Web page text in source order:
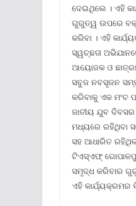
ଦେଇଥିଲେ । ଏହି
ଗୁରୁତ୍ୱ ଉପରେ
କରିବା । ଏହି
ସ୍ୱଚ୍ଛତା
ଆୟୋଜକ ଓ
ସବୁଜ ନବସୃଜନ
କରିବାକୁ ଏକ ମଂଚ
ଜାତୀୟ ଯୁବ ଦିବସର
ମଧ୍ୟରେ ରହିଥିବା
ସହ ଆଧାରିତ
ଟିଏସ୍‌ଏଫ୍
ସମୃଦ୍ଧ କରିବାର
ଏହି କାର୍ଯ୍ୟକ୍ରମର